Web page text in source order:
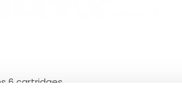
6 cartridges